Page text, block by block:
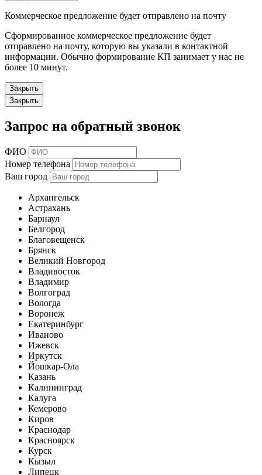
Коммерческое предложение будет отправлено на почту
Сформированное коммерческое предложение будет
отправлено на почту, которую вы указали в контактной
информации. Обычно формирование КП занимает у нас не
более 10 минут.
Закрыть
Закрыть
Запрос на обратный звонок
ФИО
Номер телефона
Ваш город
Архангельск
Астрахань
Барнаул
Белгород
Благовещенск
Брянск
Великий Новгород
Владивосток
Владимир
Волгоград
Вологда
Воронеж
Екатеринбург
Иваново
Ижевск
Иркутск
Йошкар-Ола
Казань
Калининград
Калуга
Кемерово
Киров
Краснодар
Красноярск
Курск
Кызыл
Липецк